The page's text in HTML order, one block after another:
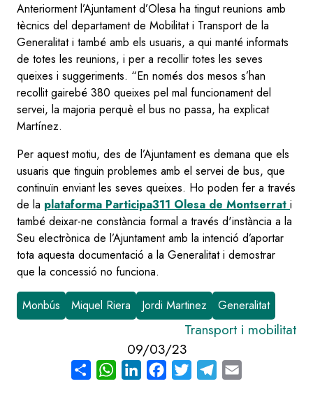
Anteriorment l’Ajuntament d’Olesa ha tingut reunions amb
tècnics del departament de Mobilitat i Transport de la
Generalitat i també amb els usuaris, a qui manté informats
de totes les reunions, i per a recollir totes les seves
queixes i suggeriments. “En només dos mesos s’han
recollit gairebé 380 queixes pel mal funcionament del
servei, la majoria perquè el bus no passa, ha explicat
Martínez.
Per aquest motiu, des de l’Ajuntament es demana que els
usuaris que tinguin problemes amb el servei de bus, que
continuïn enviant les seves queixes. Ho poden fer a través
de la plataforma Participa311 Olesa de Montserrat i
també deixar-ne constància formal a través d'instància a la
Seu electrònica de l’Ajuntament amb la intenció d’aportar
tota aquesta documentació a la Generalitat i demostrar
que la concessió no funciona.
Monbús Miquel Riera Jordi Martinez Generalitat
Transport i mobilitat
09/03/23
Share WhatsAppLinkedInFacebook
Twitter Telegram